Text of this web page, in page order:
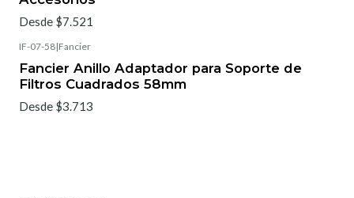
Desde $7.521
IF-07-58|Fancier
Fancier Anillo Adaptador para Soporte de
Filtros Cuadrados 58mm
Desde $3.713